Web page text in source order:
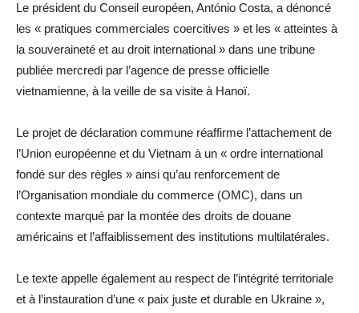
Le président du Conseil européen, António Costa, a dénoncé
les « pratiques commerciales coercitives » et les « atteintes à
la souveraineté et au droit international » dans une tribune
publiée mercredi par l’agence de presse officielle
vietnamienne, à la veille de sa visite à Hanoï.
Le projet de déclaration commune réaffirme l’attachement de
l’Union européenne et du Vietnam à un « ordre international
fondé sur des règles » ainsi qu’au renforcement de
l’Organisation mondiale du commerce (OMC), dans un
contexte marqué par la montée des droits de douane
américains et l’affaiblissement des institutions multilatérales.
Le texte appelle également au respect de l’intégrité territoriale
et à l’instauration d’une « paix juste et durable en Ukraine »,